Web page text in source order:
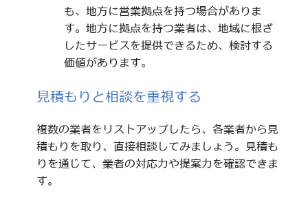
も、地方に営業拠点を持つ場合がありま
す。地方に拠点を持つ業者は、地域に根ざ
したサービスを提供できるため、検討する
価値があります。
見積もりと相談を重視する
複数の業者をリストアップしたら、各業者から見
積もりを取り、直接相談してみましょう。見積も
りを通じて、業者の対応力や提案力を確認できま
す。